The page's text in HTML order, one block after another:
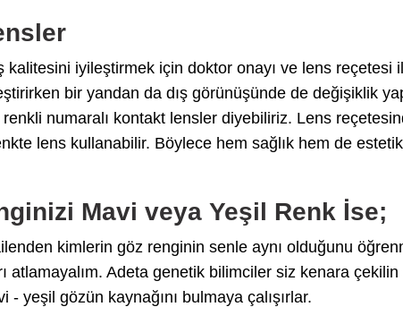
iyileştirmek için doktor onayı ve lens reçetesi
bir yandan da dış görünüşünde de değişiklik
numaralı kontakt lensler diyebiliriz. Lens
lens kullanabilir. Böylece hem sağlık hem de
Mavi veya Yeşil Renk İse;
kimlerin göz renginin senle aynı olduğunu
atlamayalım. Adeta genetik bilimciler siz kenara
yeşil gözün kaynağını bulmaya çalışırlar.